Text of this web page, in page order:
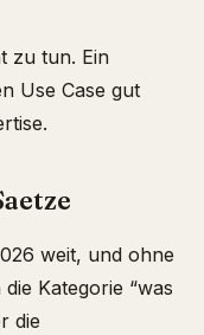
zu tun. Ein
Use Case gut
weit, und ohne
Kategorie “was
die